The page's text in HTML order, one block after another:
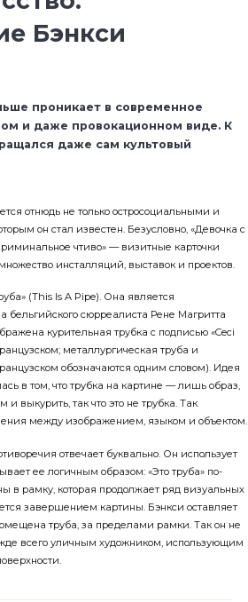
Бэнкси
проникает в современное
и даже провокационном виде. К
даже сам культовый
отнюдь не только остросоциальными и
он стал известен. Безусловно, «Девочка с
чтиво» — визитные карточки
инсталляций, выставок и проектов.
(This Is A Pipe). Она является
бельгийского сюрреалиста Рене Магритта
курительная трубка с подписью «Ceci
металлургическая труба и
обозначаются одним словом). Идея
в том, что трубка на картине — лишь образ,
выкурить, так что это не трубка. Так
между изображением, языком и объектом.
отвечает буквально. Он использует
ее логичным образом: «Это труба» по-
в рамку, которая продолжает ряд визуальных
завершением картины. Бэнкси оставляет
труба, за пределами рамки. Так он не
всего уличным художником, использующим